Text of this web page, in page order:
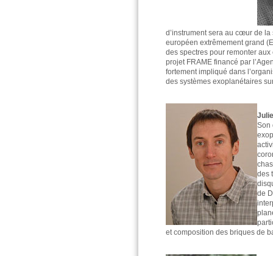
d’instrument sera au cœur de
européen extrêmement grand
des spectres pour remonter
projet FRAME financé par
fortement impliqué dans
des systèmes exoplanétaires
Son
des
de
et composition des briques de